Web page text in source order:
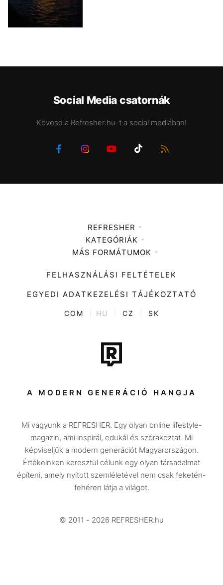
Social Media csatornák
Kövesd a Refresher.hu-t a social mediában!
REFRESHER
Médiaajánlat
KATEGÓRIÁK
Zene
Divat
Kultúra
ENTR
Tech-Tudomány
Sport
Társadalom
Utazás
Életmód
Design
Beszélgetések
Videó
MÁS FORMÁTUMOK
FELHASZNÁLÁSI FELTÉTELEK
EGYEDI ADATKEZELÉSI TÁJÉKOZTATÓ
COM HU CZ SK
A MODERN GENERÁCIÓ HANGJA
Mi vagyunk a REFRESHER. Egy olyan online lifestyle-
magazin, ami inspirál, edukál és szórakoztat. Mi
képviseljük a modern generációt Magyarországon.
Értékeinken keresztül célunk egy olyan társadalmat
építeni, amely nyitott szemléletével nem csak feketén-
fehéren látja a világot.
© 2011 - 2026 REFRESHER.hu